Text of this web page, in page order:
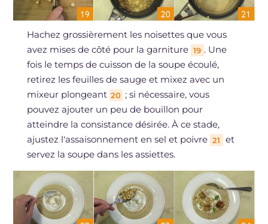
Hachez grossièrement les noisettes que vous
avez mises de côté pour la garniture 19 . Une
fois le temps de cuisson de la soupe écoulé,
retirez les feuilles de sauge et mixez avec un
mixeur plongeant 20 ; si nécessaire, vous
pouvez ajouter un peu de bouillon pour
atteindre la consistance désirée. À ce stade,
ajustez l'assaisonnement en sel et poivre 21
et
servez la soupe dans les assiettes.